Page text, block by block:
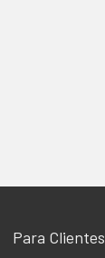
Para Clientes